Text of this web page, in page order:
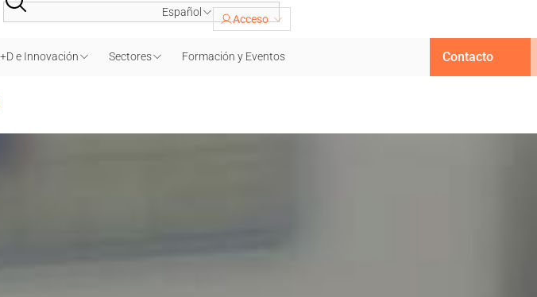
Español
Acceso
I+D e Innovación Sectores Formación y Eventos Contacto